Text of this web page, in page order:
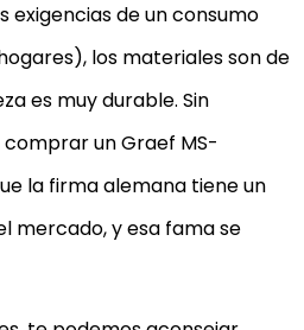
exigencias de un consumo
los materiales son de
es muy durable. Sin
un Graef MS-
la firma alemana tiene un
mercado, y esa fama se